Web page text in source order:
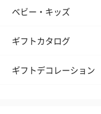
ベビー・キッズ
ギフトカタログ
ギフトデコレーション